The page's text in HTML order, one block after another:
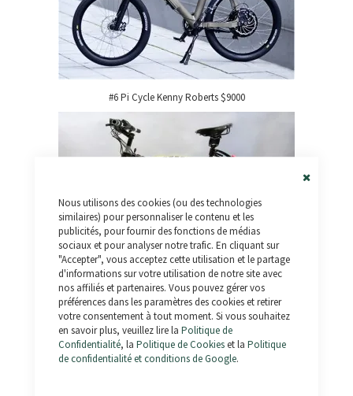
Nous utilisons des cookies (ou des technologies
similaires) pour personnaliser le contenu et les
publicités, pour fournir des fonctions de médias
sociaux et pour analyser notre trafic. En cliquant sur
"Accepter", vous acceptez cette utilisation et le partage
d'informations sur votre utilisation de notre site avec
nos affiliés et partenaires. Vous pouvez gérer vos
préférences dans les paramètres des cookies et retirer
votre consentement à tout moment. Si vous souhaitez
en savoir plus, veuillez lire la Politique de
Confidentialité, la Politique de Cookieset la Politique
de confidentialité et conditions de Google.
#6 Pi Cycle Kenny Roberts $9000
#5Stealth Bomber $12,000 (lire revision)